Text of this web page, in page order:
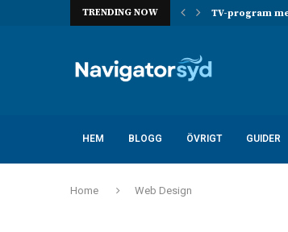
TRENDING NOW TV-program
HEM BLOGG ÖVRIGT GUIDER
Home Web Design